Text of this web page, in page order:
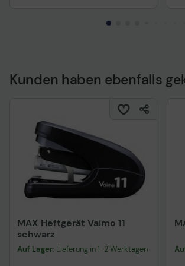
Kunden haben ebenfalls
MAX Heftgerät Vaimo 11
schwarz
Auf Lager: Lieferung in 1-2 Werktagen